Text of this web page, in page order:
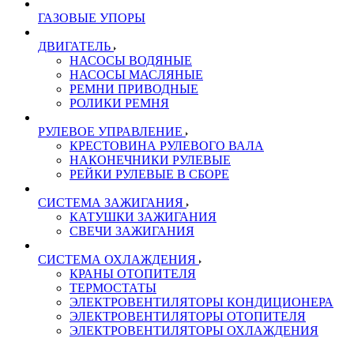
ГАЗОВЫЕ УПОРЫ
ДВИГАТЕЛЬ
НАСОСЫ ВОДЯНЫЕ
НАСОСЫ МАСЛЯНЫЕ
РЕМНИ ПРИВОДНЫЕ
РОЛИКИ РЕМНЯ
РУЛЕВОЕ УПРАВЛЕНИЕ
КРЕСТОВИНА РУЛЕВОГО ВАЛА
НАКОНЕЧНИКИ РУЛЕВЫЕ
РЕЙКИ РУЛЕВЫЕ В СБОРЕ
СИСТЕМА ЗАЖИГАНИЯ
КАТУШКИ ЗАЖИГАНИЯ
СВЕЧИ ЗАЖИГАНИЯ
СИСТЕМА ОХЛАЖДЕНИЯ
КРАНЫ ОТОПИТЕЛЯ
ТЕРМОСТАТЫ
ЭЛЕКТРОВЕНТИЛЯТОРЫ КОНДИЦИОНЕРА
ЭЛЕКТРОВЕНТИЛЯТОРЫ ОТОПИТЕЛЯ
ЭЛЕКТРОВЕНТИЛЯТОРЫ ОХЛАЖДЕНИЯ